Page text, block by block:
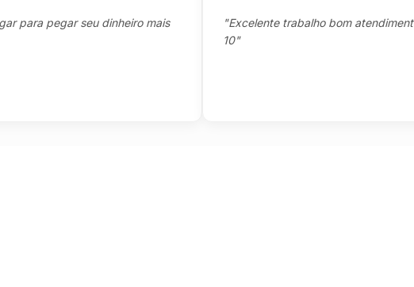
pegar seu dinheiro mais
"Excelente trabalho bom atendimento